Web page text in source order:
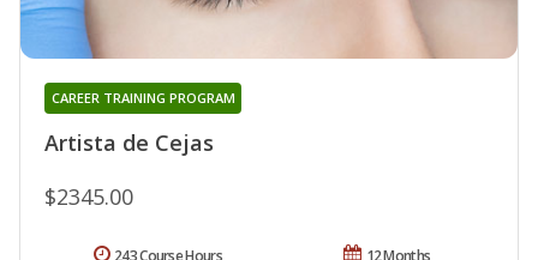
Artista de Cejas
CAREER TRAINING PROGRAM
$2345.00